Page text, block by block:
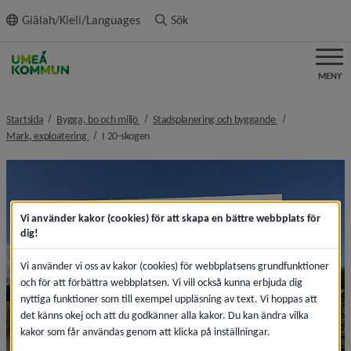
innehållet
Giälah/Kieli/Languages Sök
MENY
Startsida Bygga, bo och miljö nivå i brödsmulenavigeringen
Stadsplanering och byggande nivå i
Mark, exploatering nivå i brödsmulenavigeringen
I 20-skogennivå i brödsmulenavigeringen
Vi använder kakor (cookies) för att skapa en bättre webbplats för
dig!
Vi använder vi oss av kakor (cookies) för webbplatsens grundfunktioner
och för att förbättra webbplatsen. Vi vill också kunna erbjuda dig
nyttiga funktioner som till exempel uppläsning av text. Vi hoppas att
det känns okej och att du godkänner alla kakor. Du kan ändra vilka
kakor som får användas genom att klicka på inställningar.